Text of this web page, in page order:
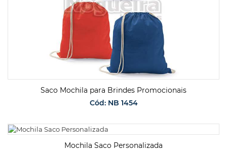
Saco Mochila para Brindes Promocionais
Cód: NB 1454
SOLICITAR ORÇAMENTO
Mochila Saco Personalizada